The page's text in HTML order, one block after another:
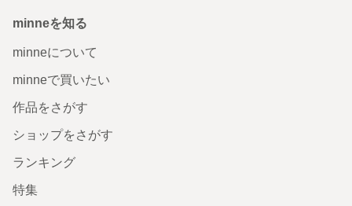
minneを知る
minneについて
minneで買いたい
作品をさがす
ショップをさがす
ランキング
特集